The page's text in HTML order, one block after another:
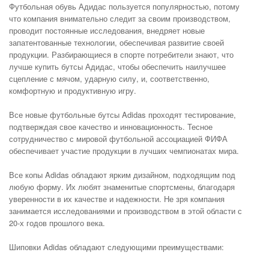
Футбольная обувь Адидас пользуется популярностью, потому
что компания внимательно следит за своим производством,
проводит постоянные исследования, внедряет новые
запатентованные технологии, обеспечивая развитие своей
продукции. Разбирающиеся в спорте потребители знают, что
лучше купить бутсы Адидас, чтобы обеспечить наилучшее
сцепление с мячом, ударную силу, и, соответственно,
комфортную и продуктивную игру.
Все новые футбольные бутсы Adidas проходят тестирование,
подтверждая свое качество и инновационность. Тесное
сотрудничество с мировой футбольной ассоциацией ФИФА
обеспечивает участие продукции в лучших чемпионатах мира.
Все копы Adidas обладают ярким дизайном, подходящим под
любую форму. Их любят знаменитые спортсмены, благодаря
уверенности в их качестве и надежности. Не зря компания
занимается исследованиями и производством в этой области с
20-х годов прошлого века.
Шиповки Adidas обладают следующими преимуществами: